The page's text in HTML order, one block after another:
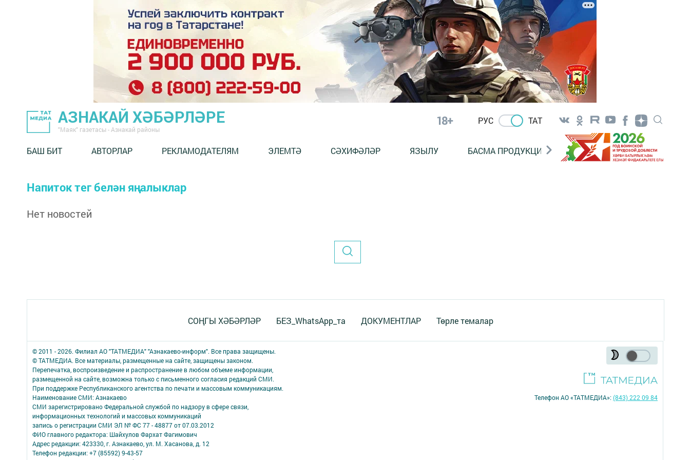
АЗНАКАЙ ХӘБӘРЛӘРЕ
"Маяк" газетасы - Азнакай районы
18+ РУС ТАТ
БАШ БИТ АВТОРЛАР РЕКЛАМОДАТЕЛЯМ ЭЛЕМТӘ СӘХИФӘЛӘР ЯЗЫЛУ БАСМА ПРОДУКЦИЯ САТУ «ГӨЛСТАН»
Напиток тег белән яңалыклар
Нет новостей
СОҢГЫ ХӘБӘРЛӘР БЕЗ_WhatsApp_та ДОКУМЕНТЛАР Төрле темалар
© 2011 - 2026. Филиал АО "ТАТМЕДИА" "Азнакаево-информ". Все права защищены.
© ТАТМЕДИА. Все материалы, размещенные на сайте, защищены законом.
Перепечатка, воспроизведение и распространение в любом объеме информации,
размещенной на сайте, возможна только с письменного согласия редакций СМИ.
При поддержке Республиканского агентства по печати и массовым коммуникациям.
Наименование СМИ: Азнакаево
СМИ зарегистрировано Федеральной службой по надзору в сфере связи,
информационных технологий и массовых коммуникаций
запись о регистрации СМИ ЭЛ № ФС 77 - 48877 от 07.03.2012
ФИО главного редактора: Шайхулов Фархат Фагимович
Адрес редакции: 423330, г. Азнакаево, ул. М. Хасанова, д. 12
Телефон редакции: +7 (85592) 9-43-57
Телефон АО «ТАТМЕДИА»:(843) 222 09 84